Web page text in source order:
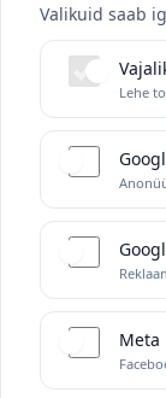
Valikuid saab
Lehe
Meta